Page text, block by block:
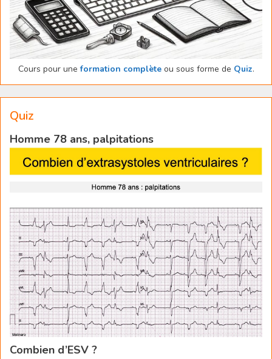
Cours pour uneformation complèteou sous forme de Quiz.
Quiz
Homme 78 ans, palpitations
Combien d’ESV ?